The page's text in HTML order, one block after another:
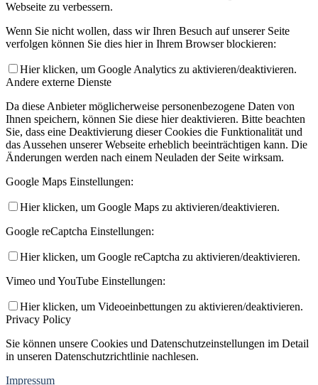
Webseite zu verbessern.
Wenn Sie nicht wollen, dass wir Ihren Besuch auf unserer Seite
verfolgen können Sie dies hier in Ihrem Browser blockieren:
Hier klicken, um Google Analytics zu aktivieren/deaktivieren.
Andere externe Dienste
Da diese Anbieter möglicherweise personenbezogene Daten von
Ihnen speichern, können Sie diese hier deaktivieren. Bitte beachten
Sie, dass eine Deaktivierung dieser Cookies die Funktionalität und
das Aussehen unserer Webseite erheblich beeinträchtigen kann. Die
Änderungen werden nach einem Neuladen der Seite wirksam.
Google Maps Einstellungen:
Hier klicken, um Google Maps zu aktivieren/deaktivieren.
Google reCaptcha Einstellungen:
Hier klicken, um Google reCaptcha zu aktivieren/deaktivieren.
Vimeo und YouTube Einstellungen:
Hier klicken, um Videoeinbettungen zu aktivieren/deaktivieren.
Privacy Policy
Sie können unsere Cookies und Datenschutzeinstellungen im Detail
in unseren Datenschutzrichtlinie nachlesen.
Impressum